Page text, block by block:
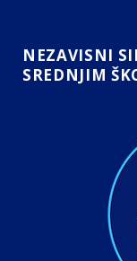
NEZAVISNI
SREDNJIM